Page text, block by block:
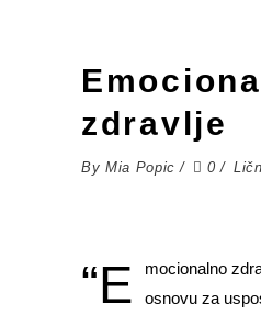
zdravlje
By Mia Popic 0
“E
mocionalno
osnovu za